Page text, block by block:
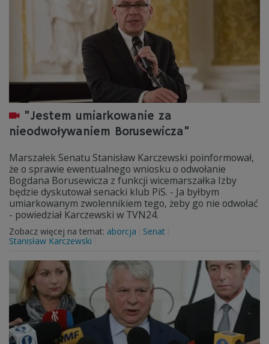
"Jestem umiarkowanie za
nieodwoływaniem Borusewicza"
Marszałek Senatu Stanisław Karczewski poinformował,
że o sprawie ewentualnego wniosku o odwołanie
Bogdana Borusewicza z funkcji wicemarszałka Izby
będzie dyskutował senacki klub PiS. - Ja byłbym
umiarkowanym zwolennikiem tego, żeby go nie odwołać
- powiedział Karczewski w TVN24.
Zobacz więcej na temat: aborcja
Senat
Stanisław Karczewski